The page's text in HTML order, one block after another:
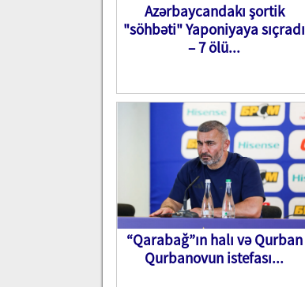
Azərbaycandakı şortik
"söhbəti" Yaponiyaya sıçradı
– 7 ölü...
“Qarabağ”ın halı və Qurban
Qurbanovun istefası...